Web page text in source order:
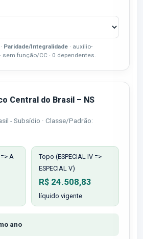
· Paridade/Integralidade · auxílio-
função/CC · 0 dependentes.
Central do Brasil – NS
- Subsídio · Classe/Padrão:
A
Topo (ESPECIAL IV =>
ESPECIAL V)
R$ 24.508,83
líquido vigente
ano